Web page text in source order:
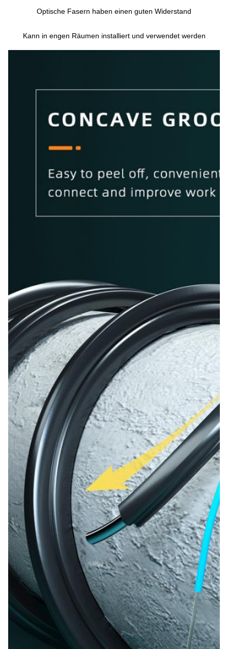
Optische Fasern haben einen guten Widerstand
Kann in engen Räumen installiert und verwendet werden